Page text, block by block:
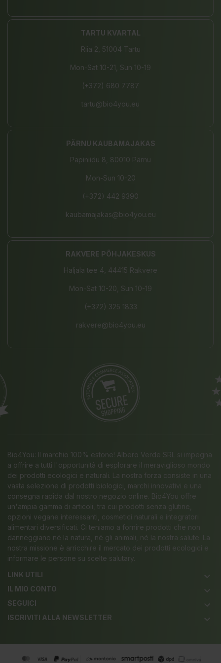
TARTU KVARTAL
Riia 2, 51004 Tartu
Mon-Sat 10-21, Sun 10-19
(+372) 680 7787
tartu@bio4you.eu
PÄRNU KAUBAMAJAKAS
Papiniidu 8, 80010 Pärnu
Mon-Sun 10-20
(+372) 442 9390
kaubamajakas@bio4you.eu
RAKVERE PÕHJAKESKUS
Haljala tee 4, 44415 Rakvere
Mon-Sat 10-20, Sun 10-19
(+372) 325 1833
rakvere@bio4you.eu
Bio4You: Il marchio 100% estone! Albero Verde SRL si impegna
a offrire a tutti l'opportunità di esplorare il meraviglioso mondo
dei prodotti ecologici e naturali. La nostra forza consiste in una
vasta selezione di prodotti biologici, marchi innovativi e una
consegna rapida dal nostro negozio online. Bio4You offre
un'ampia gamma di articoli, tra cui prodotti senza glutine,
opzioni vegane interessanti, cosmetici naturali e integratori
alimentari diversificati. Ci teniamo a fornire prodotti che non
danneggiano né la natura, né gli animali, né la nostra salute. La
nostra missione è arricchire il mercato dei prodotti ecologici e
informare le persone su scelte salutary.
LINK UTILI
keyboard_arrow_down
IL MIO CONTO keyboard_arrow_down
SEGUICI keyboard_arrow_down
ISCRIVITI ALLA NEWSLETTER keyboard_arrow_down